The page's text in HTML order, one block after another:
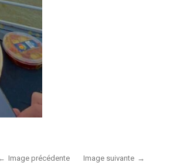
Image précédente Image suivante